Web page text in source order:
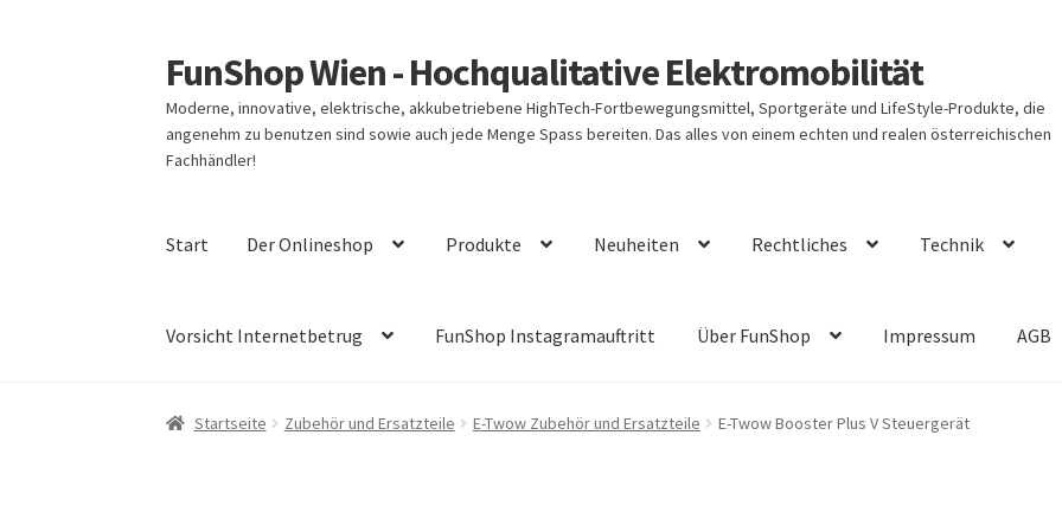
Zur
Navigation
springen
Zum
Inhalt
springen
FunShop Wien - Hochqualitative Elektromobilität
Moderne, innovative, elektrische, akkubetriebene HighTech-Fortbewegungsmittel, Sportgeräte und LifeStyle-Produkte, die
angenehm zu benutzen sind sowie auch jede Menge Spass bereiten. Das alles von einem echten und realen österreichischen
Fachhändler!
Start Der Onlineshop Produkte Neuheiten Rechtliches Technik
Vorsicht Internetbetrug FunShop Instagramauftritt Über FunShop Impressum AGB
Startseite Zubehör und Ersatzteile E-Twow Zubehör und Ersatzteile E-Twow Booster Plus V Steuergerät